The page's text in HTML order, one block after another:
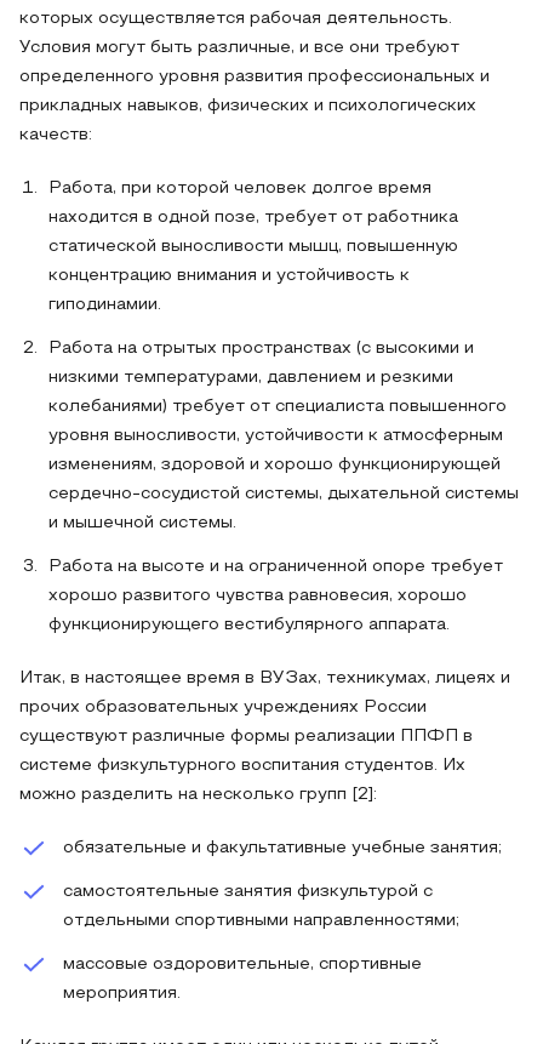
которых осуществляется рабочая деятельность.
Условия могут быть различные, и все они требуют
определенного уровня развития профессиональных и
прикладных навыков, физических и психологических
качеств:
Работа, при которой человек долгое время
находится в одной позе, тре­бует от работника
статической выносливости мышц, повышенную
концентрацию внимания и устойчивость к
гиподинамии.
Работа на отрытых пространствах (с высокими и
низкими температу­рами, давлением и резкими
колебаниями) требует от специалиста повышенного
уровня выносливости, устойчивости к атмосферным
изменениям, здоровой и хорошо функционирующей
сердечно-сосудистой системы, дыхательной системы
и мышечной системы.
Работа на высоте и на ограниченной опоре требует
хорошо развитого чувства равновесия, хорошо
функционирующего вестибулярного аппарата.
Итак, в настоящее время в ВУЗах, техникумах, лицеях и
прочих образовательных учреждениях России
существуют различные формы реализации ППФП в
системе физкультурного воспитания студентов. Их
можно разделить на несколько групп [2]:
обязательные и факультативные учебные занятия;
самостоятельные занятия физкультурой с
отдельными спортивными направленностями;
массовые оздоровительные, спортивные
мероприятия.